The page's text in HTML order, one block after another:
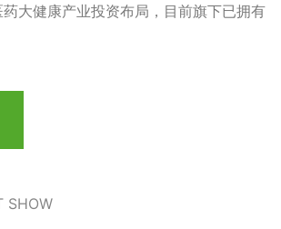
大健康产业投资布局，目前旗下已拥有
SHOW